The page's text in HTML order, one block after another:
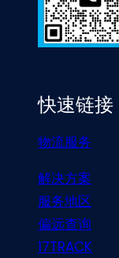
快速链接
物流服务
解决方案
服务地区
偏远查询
17TRACK